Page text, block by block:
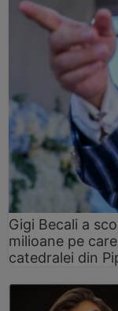
Gigi Becali a
milioane pe
catedralei din